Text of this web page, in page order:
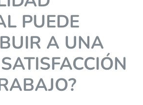
PUEDE
A UNA